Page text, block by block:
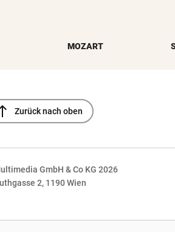
MOZART
Zurück nach oben
GmbH & Co KG 2026
2, 1190 Wien